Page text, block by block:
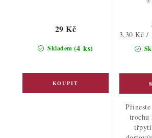
Skladem (4 ks)
29 Kč
Měrná
3,30 Kč /
trochu